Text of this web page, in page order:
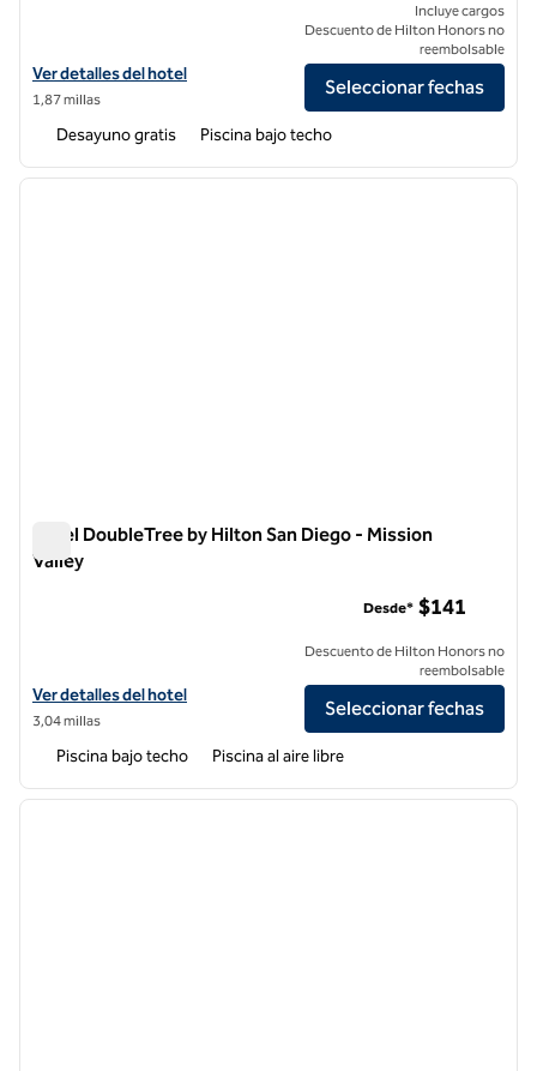
Ver detalles del hotel Embassy Suites by Hilton San Diego Bay
Ver detalles del hotel
1,87 millas
Incluye cargos
Descuento de Hilton Honors no
reembolsable
Seleccionar fechas
Desayuno gratis Piscina bajo techo
1 de 12
Hotel DoubleTree by Hilton San Diego - Mission
Valley
Ver detalles del hotel DoubleTree by Hilton San Diego - Mission Valley
Ver detalles del hotel
3,04 millas
Desde* $141
Descuento de Hilton Honors no
reembolsable
Seleccionar fechas
Piscina bajo techo Piscina al aire libre
1 de 12